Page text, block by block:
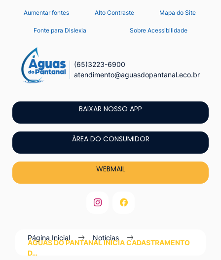
Seção
links
acessibilidade
conteúdo
[alt+1]
o
menu
[alt+2]
Ir
para
a
para
Aumentar fontes Alto Contraste Mapa do Site
Fonte para Dislexia Sobre Acessibilidade
(65)3223-6900
atendimento@aguasdopantanal.eco.br
BAIXAR NOSSO APP
ÁREA DO CONSUMIDOR
WEBMAIL
Página Inicial Notícias
ÁGUAS DO PANTANAL INICIA CADASTRAMENTO
D…